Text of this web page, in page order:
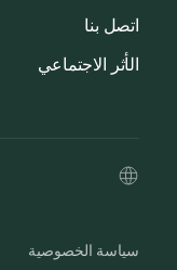
اتصل بنا
الأثر الاجتماعي
سياسة الخصوصية